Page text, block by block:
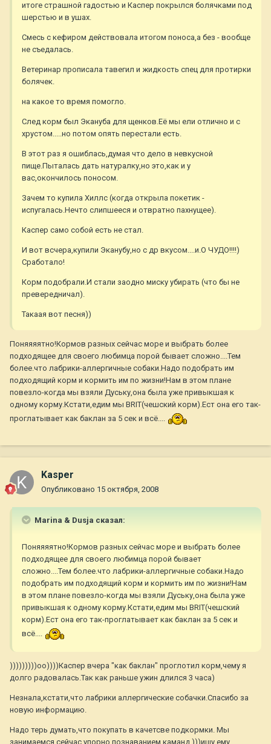
итоге страшной гадостью и Каспер покрылся болячками под
шерстью и в ушах.
Смесь с кефиром действовала итогом поноса,а без - вообще
не съедалась.
Ветеринар прописала тавегил и жидкость спец для протирки
болячек.
на какое то время помогло.
След корм был Экануба для щенков.Её мы ели отлично и с
хрустом.....но потом опять перестали есть.
В этот раз я ошиблась,думая что дело в невкусной
пище.Пыталась дать натуралку,но это,как и у
вас,окончилось поносом.
Зачем то купила Хиллс (когда открыла покетик -
испугалась.Нечто слипшееся и отвратно пахнущее).
Каспер само собой есть не стал.
И вот всчера,купили Эканубу,но с др вкусом....и.О ЧУДО!!!!)
Сработало!
Корм подобрали.И стали заодно миску убирать (что бы не
превередничал).
Такаая вот песня))
Поняяяятно!Кормов разных сейчас море и выбрать более
подходящее для своего любимца порой бывает сложно....Тем
более.что лабрики-аллергичные собаки.Надо подобрать им
подходящий корм и кормить им по жизни!Нам в этом плане
повезло-когда мы взяли Дуську,она была уже привыкшая к
одному корму.Кстати,едим мы BRIT(чешский корм).Ест она его так-
проглатывает как баклан за 5 сек и всё....
Kasper
Опубликовано 15 октября, 2008
Marina & Dusja сказал:
Поняяяятно!Кормов разных сейчас море и выбрать более
подходящее для своего любимца порой бывает
сложно....Тем более.что лабрики-аллергичные собаки.Надо
подобрать им подходящий корм и кормить им по жизни!Нам
в этом плане повезло-когда мы взяли Дуську,она была уже
привыкшая к одному корму.Кстати,едим мы BRIT(чешский
корм).Ест она его так-проглатывает как баклан за 5 сек и
всё....
)))))))))оо))))Каспер вчера "как баклан" проглотил корм,чему я
долго радовалась.Так как раньше ужин длился 3 часа)
Незнала,кстати,что лабрики аллергические собачки.Спасибо за
новую информацию.
Надо терь думать,что покупать в качетсве подкормки. Мы
занимаемся сейчас упорно познаванием каманд )))ищу ему